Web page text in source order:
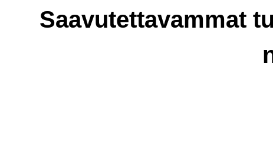
Saavutettavammat